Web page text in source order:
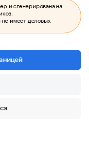
и сгенерирована на
не имеет деловых